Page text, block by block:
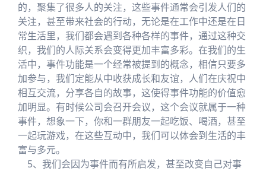
的，聚集了很多人的关注，这些事件通常会引发人们的
关注，甚至带来社会的行动，无论是在工作中还是在日
常生活里，我们都会遇到各种各样的事件，通过这种交
织，我们的人际关系会变得更加丰富多彩。在我们的生
活中，事件功能是一个经常被提到的概念，相信只要多
加参与，我们定能从中收获成长和友谊，人们在庆祝中
相互交流，分享各自的故事，这使得事件功能的价值愈
加明显。有时候公司会召开会议，这个会议就属于一种
事件，想象一下，你和一群朋友一起吃饭、喝酒，甚至
一起玩游戏，在这些互动中，我们可以体会到生活的丰
富与多元。
5、我们会因为事件而有所启发，甚至改变自己对事